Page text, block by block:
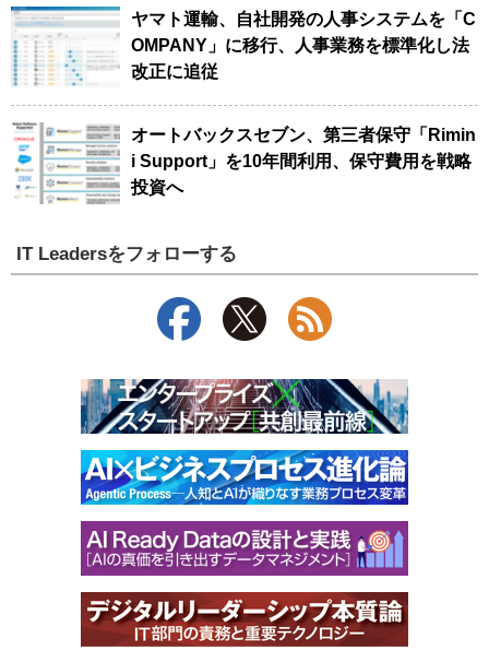
ヤマト運輸、自社開発の人事システムを「C
OMPANY」に移行、人事業務を標準化し法
改正に追従
オートバックスセブン、第三者保守「Rimin
i Support」を10年間利用、保守費用を戦略
投資へ
IT Leadersをフォローする